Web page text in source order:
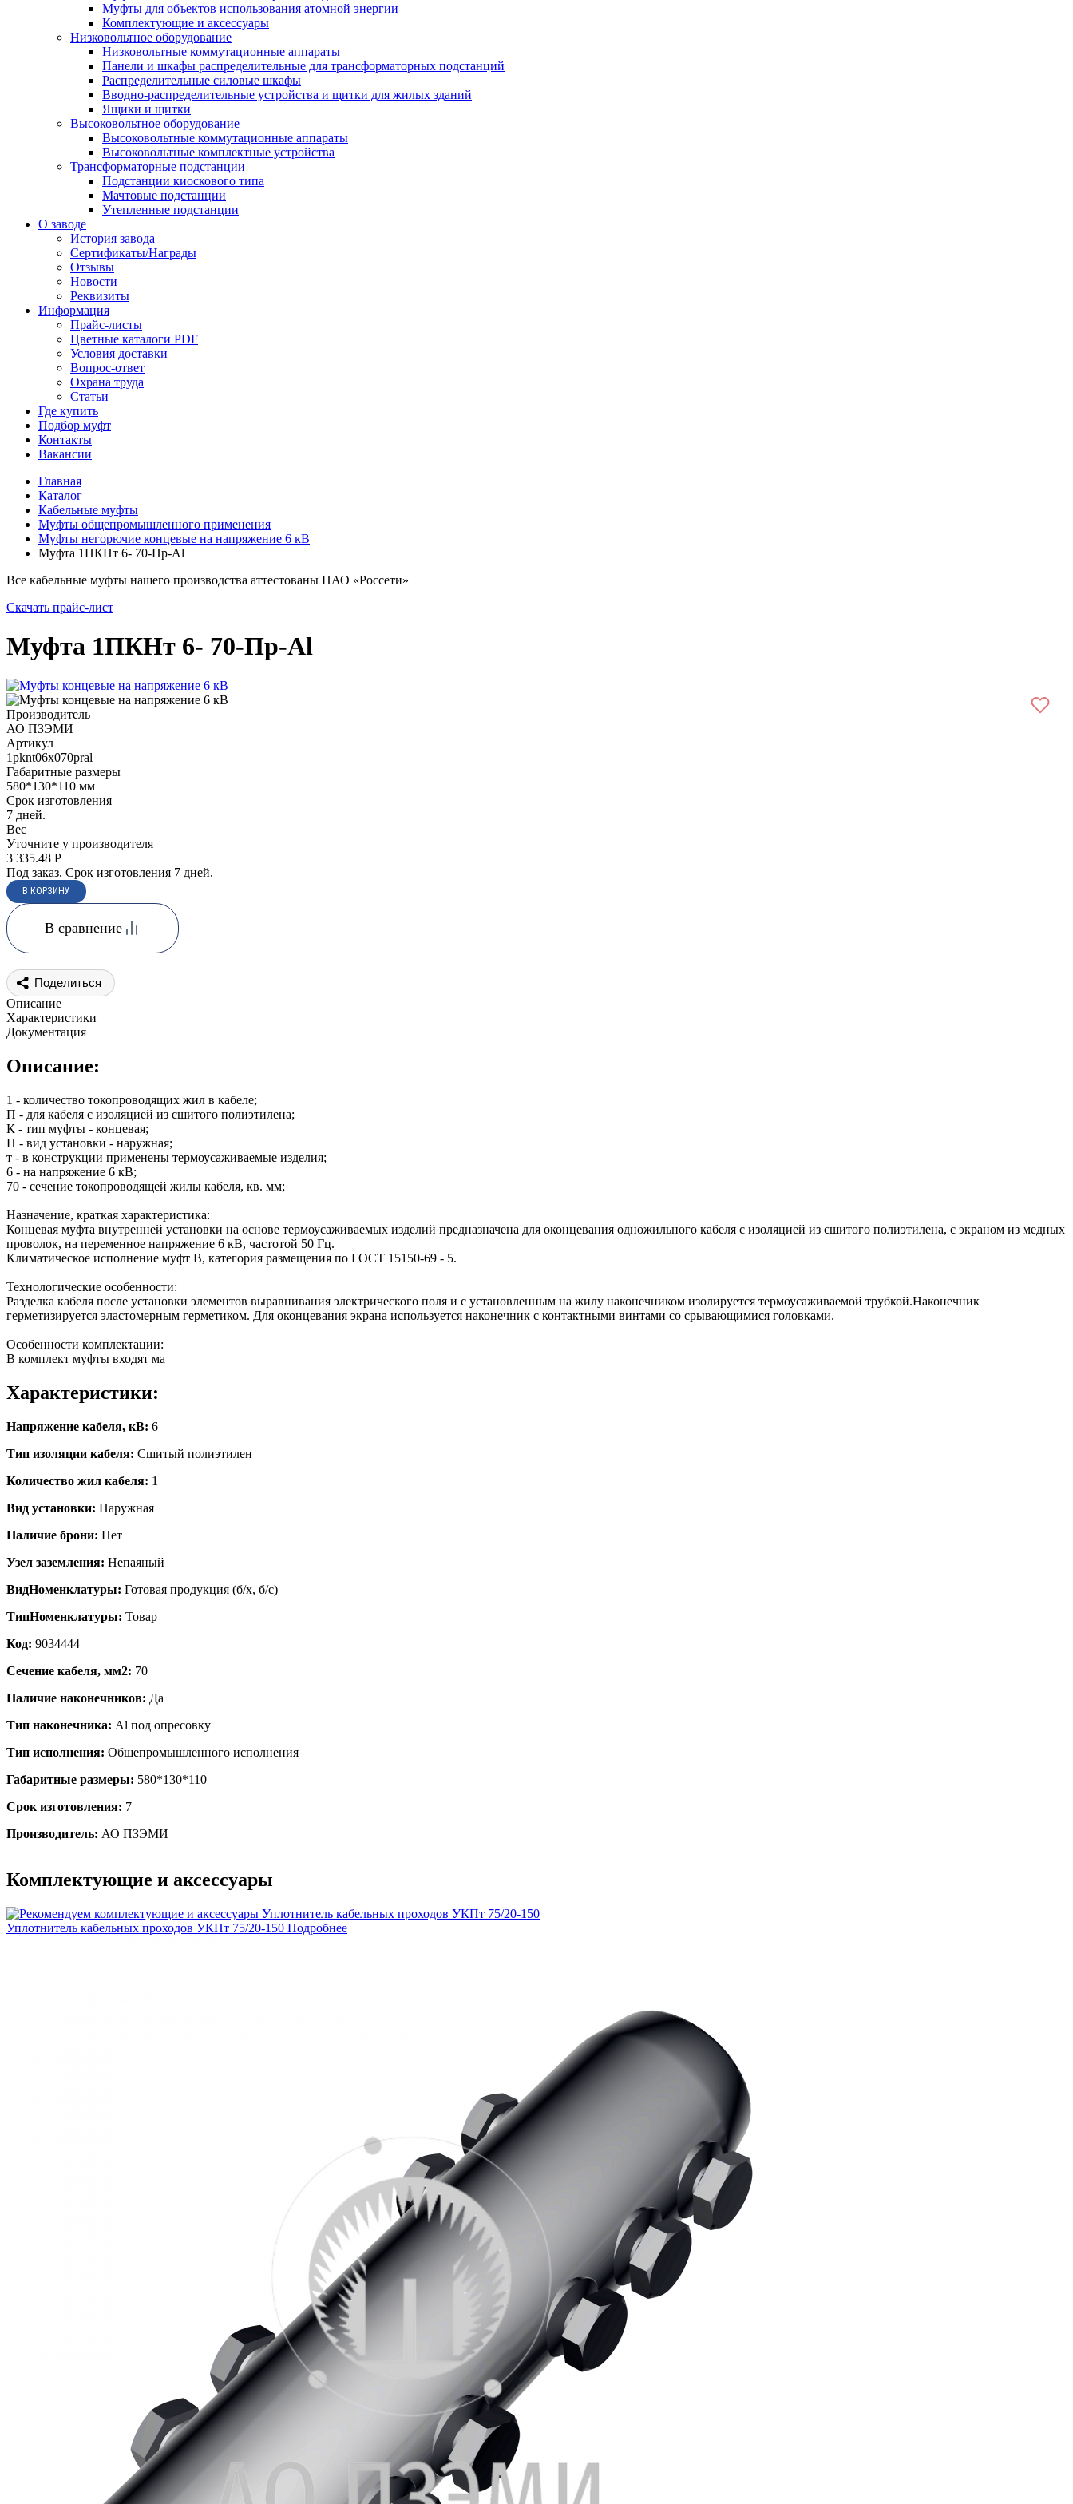
Муфты для объектов использования атомной энергии
Комплектующие и аксессуары
Низковольтное оборудование
Низковольтные коммутационные аппараты
Панели и шкафы распределительные для трансформаторных подстанций
Распределительные силовые шкафы
Вводно-распределительные устройства и щитки для жилых зданий
Ящики и щитки
Высоковольтное оборудование
Высоковольтные коммутационные аппараты
Высоковольтные комплектные устройства
Трансформаторные подстанции
Подстанции киоскового типа
Мачтовые подстанции
Утепленные подстанции
О заводе
История завода
Сертификаты/Награды
Отзывы
Новости
Реквизиты
Информация
Прайс-листы
Цветные каталоги PDF
Условия доставки
Вопрос-ответ
Охрана труда
Статьи
Где купить
Подбор муфт
Контакты
Вакансии
Главная
Каталог
Кабельные муфты
Муфты общепромышленного применения
Муфты негорючие концевые на напряжение 6 кВ
Муфта 1ПКНт 6- 70-Пр-Al
Все кабельные муфты нашего производства аттестованы ПАО «Россети»
Скачать прайс-лист
Муфта 1ПКНт 6- 70-Пр-Al
Производитель
АО ПЗЭМИ
Артикул
1pknt06x070pral
Габаритные размеры
580*130*110 мм
Срок изготовления
7 дней.
Вес
Уточните у производителя
3 335.48 Р
Под заказ. Срок изготовления 7 дней.
В сравнение
Поделиться
Описание
Характеристики
Документация
Описание:
1 - количество токопроводящих жил в кабеле;
П - для кабеля с изоляцией из сшитого полиэтилена;
К - тип муфты - концевая;
Н - вид установки - наружная;
т - в конструкции применены термоусаживаемые изделия;
6 - на напряжение 6 кВ;
70 - сечение токопроводящей жилы кабеля, кв. мм;
Назначение, краткая характеристика:
Концевая муфта внутренней установки на основе термоусаживаемых изделий предназначена для оконцевания одножильного кабеля с изоляцией из сшитого полиэтилена, с экраном из медных
проволок, на переменное напряжение 6 кВ, частотой 50 Гц.
Климатическое исполнение муфт В, категория размещения по ГОСТ 15150-69 - 5.
Технологические особенности:
Разделка кабеля после установки элементов выравнивания электрического поля и с установленным на жилу наконечником изолируется термоусаживаемой трубкой.Наконечник
герметизируется эластомерным герметиком. Для оконцевания экрана используется наконечник с контактными винтами со срывающимися головками.
Особенности комплектации:
В комплект муфты входят ма
Характеристики:
Напряжение кабеля, кВ: 6
Тип изоляции кабеля: Сшитый полиэтилен
Количество жил кабеля: 1
Вид установки: Наружная
Наличие брони: Нет
Узел заземления: Непаяный
ВидНоменклатуры: Готовая продукция (б/х, б/с)
ТипНоменклатуры: Товар
Код: 9034444
Сечение кабеля, мм2: 70
Наличие наконечников: Да
Тип наконечника: Al под опресовку
Тип исполнения: Общепромышленного исполнения
Габаритные размеры: 580*130*110
Срок изготовления: 7
Производитель: АО ПЗЭМИ
Комплектующие и аксессуары
Уплотнитель кабельных проходов УКПт 75/20-150 Подробнее